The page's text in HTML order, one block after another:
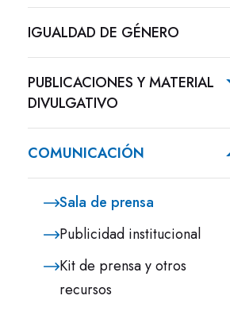
IGUALDAD DE GÉNERO
PUBLICACIONES Y MATERIAL
DIVULGATIVO
COMUNICACIÓN
Sala de prensa
Publicidad institucional
Kit de prensa y otros
recursos